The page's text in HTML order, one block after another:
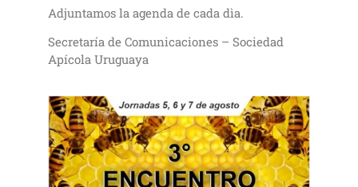
Adjuntamos la agenda de cada dìa.
Secretaría de Comunicaciones – Sociedad
Apícola Uruguaya